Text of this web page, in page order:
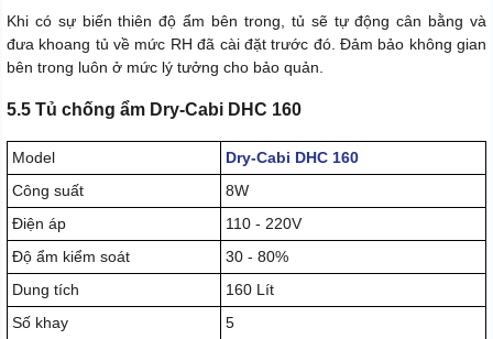
Khi có sự biến thiên độ ẩm bên trong, tủ sẽ tự động cân bằng và
đưa khoang tủ về mức RH đã cài đặt trước đó. Đảm bảo không gian
bên trong luôn ở mức lý tưởng cho bảo quản.
5.5 Tủ chống ẩm Dry-Cabi DHC 160
Model
Dry-Cabi DHC 160
Công suất
8W
Điện áp
110 - 220V
Độ ẩm kiểm soát
30 - 80%
Dung tích
160 Lít
Số khay
5